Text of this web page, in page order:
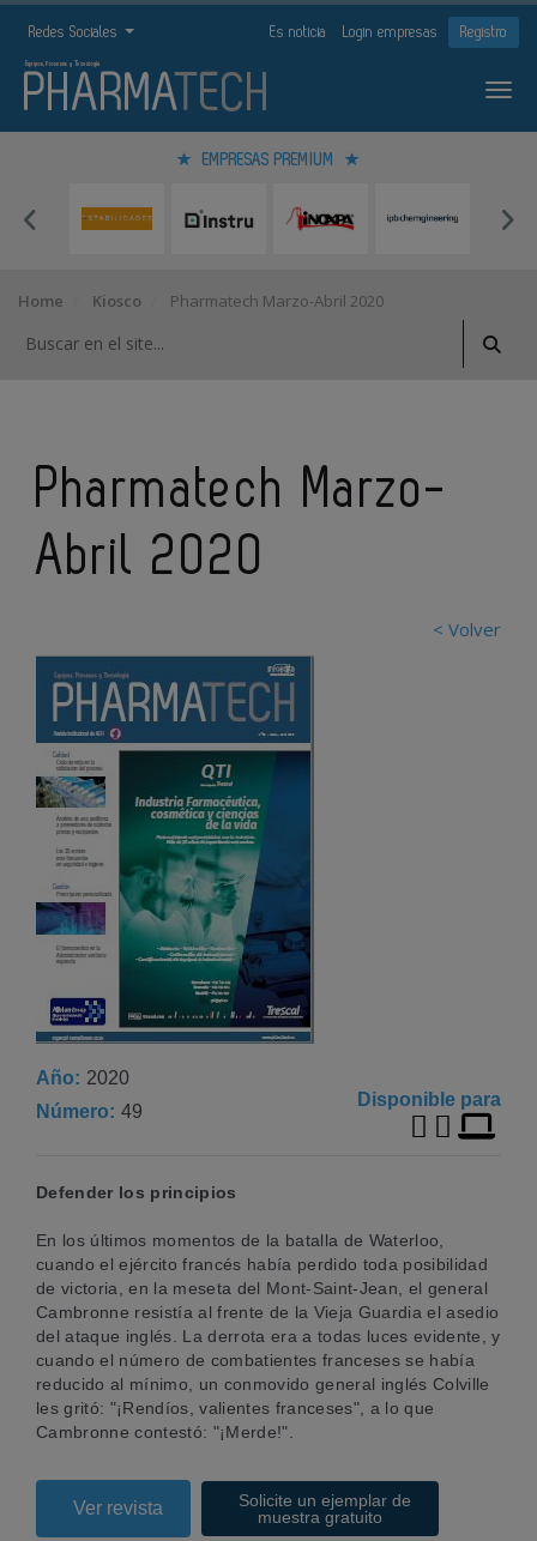
Redes Sociales Es noticia Login empresas Registro
EMPRESAS PREMIUM
Home Kiosco Pharmatech Marzo-Abril 2020
Pharmatech Marzo-
Abril 2020
< Volver
Año
2020
Número
49
Disponible para
Defender los principios
En los últimos momentos de la batalla de Waterloo,
cuando el ejército francés había perdido toda posibilidad
de victoria, en la meseta del Mont-Saint-Jean, el general
Cambronne resistía al frente de la Vieja Guardia el asedio
del ataque inglés. La derrota era a todas luces evidente, y
cuando el número de combatientes franceses se había
reducido al mínimo, un conmovido general inglés Colville
les gritó: "¡Rendíos, valientes franceses", a lo que
Cambronne contestó: "¡Merde!".
Ver revista
Solicite un ejemplar de
muestra gratuito